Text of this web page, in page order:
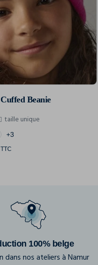
Beanie
taille unique
+3
TTC
100% belge
dans nos ateliers à Namur